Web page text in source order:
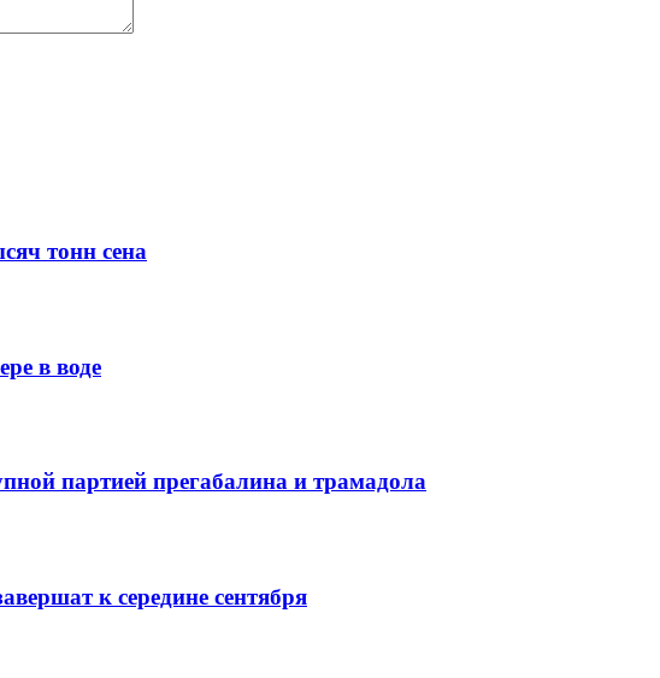
тонн сена
в воде
партией прегабалина и трамадола
к середине сентября